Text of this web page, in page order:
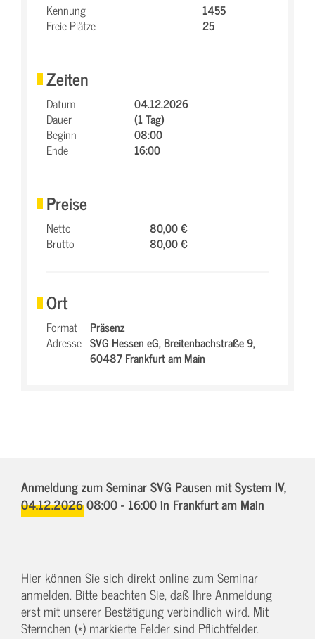
Kennung
1455
Freie Plätze
25
Zeiten
Datum
04.12.2026
Dauer
(1 Tag)
Beginn
08:00
Ende
16:00
Preise
Netto
80,00 €
Brutto
80,00 €
Ort
Format
Präsenz
Adresse SVG Hessen eG,Breitenbachstraße 9,
60487 Frankfurt am Main
Anmeldung zum Seminar SVG Pausen mit System IV,
04.12.2026 08:00 - 16:00in Frankfurt am Main
Hier können Sie sich direkt online zum Seminar
anmelden. Bitte beachten Sie, daß Ihre Anmeldung
erst mit unserer Bestätigung verbindlich wird. Mit
Sternchen (*) markierte Felder sind Pflichtfelder.